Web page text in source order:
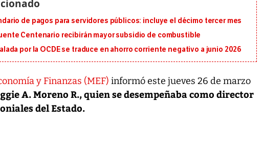
de pagos para servidores públicos: incluye el décimo tercer mes
Centenario recibirán mayor subsidio de combustible
por la OCDE se traduce en ahorro corriente negativo a junio 2026
y Finanzas (MEF) informó este jueves 26 de marzo
A. Moreno R., quien se desempeñaba como director
del Estado.